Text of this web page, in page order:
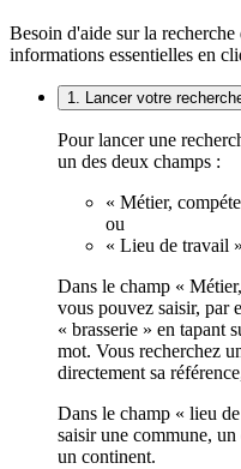
Besoin d'aide sur la
informations essentielles en
1. Lancer votre
Pour lancer une
un des deux champs :
« Métier,
ou
« Lieu de travail
Dans le champ «
vous pouvez saisir, par
« brasserie » en tapant
mot. Vous recherchez
directement sa
Dans le champ « lieu
saisir une commune,
un continent.